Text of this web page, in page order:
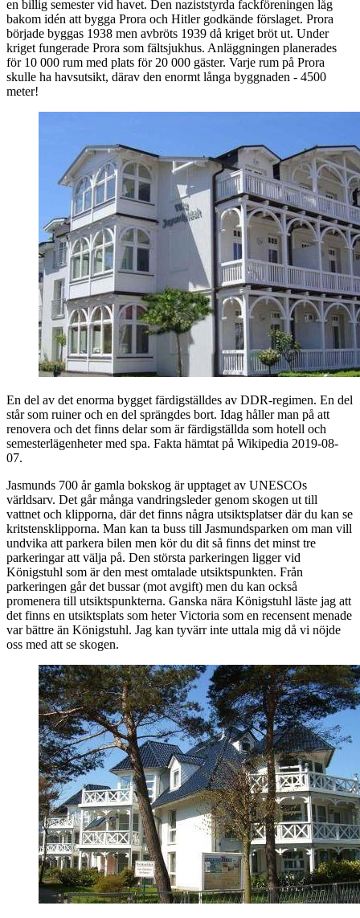
en billig semester vid havet. Den naziststyrda fackföreningen låg
bakom idén att bygga Prora och Hitler godkände förslaget. Prora
började byggas 1938 men avbröts 1939 då kriget bröt ut. Under
kriget fungerade Prora som fältsjukhus. Anläggningen planerades
för 10 000 rum med plats för 20 000 gäster. Varje rum på Prora
skulle ha havsutsikt, därav den enormt långa byggnaden - 4500
meter!
En del av det enorma bygget färdigställdes av DDR-regimen. En del
står som ruiner och en del sprängdes bort. Idag håller man på att
renovera och det finns delar som är färdigställda som hotell och
semesterlägenheter med spa. Fakta hämtat på Wikipedia 2019-08-
07.
Jasmunds 700 år gamla bokskog är upptaget av UNESCOs
världsarv. Det går många vandringsleder genom skogen ut till
vattnet och klipporna, där det finns några utsiktsplatser där du kan se
kritstensklipporna. Man kan ta buss till Jasmundsparken om man vill
undvika att parkera bilen men kör du dit så finns det minst tre
parkeringar att välja på. Den största parkeringen ligger vid
Königstuhl som är den mest omtalade utsiktspunkten. Från
parkeringen går det bussar (mot avgift) men du kan också
promenera till utsiktspunkterna. Ganska nära Königstuhl läste jag att
det finns en utsiktsplats som heter Victoria som en recensent menade
var bättre än Königstuhl. Jag kan tyvärr inte uttala mig då vi nöjde
oss med att se skogen.